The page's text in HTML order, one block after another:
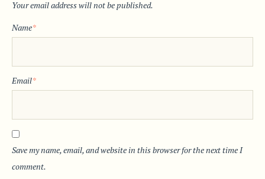
Your email address will not be published.
Name*
Email*
Save my name, email, and website in this browser for the next time I
comment.